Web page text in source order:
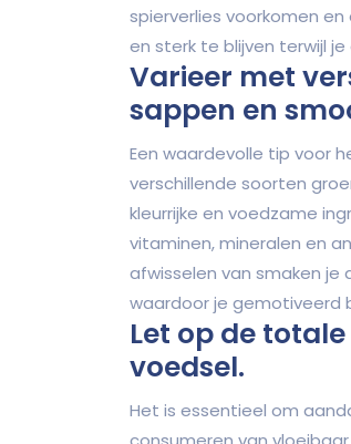
spierverlies voorkomen
en sterk te blijven terwijl
Varieer met
sappen en
Een waardevolle tip voor
verschillende soorten
kleurrijke en voedzame
vitaminen, mineralen en
afwisselen van smaken je
waardoor je
Let op de
voedsel.
Het is essentieel om